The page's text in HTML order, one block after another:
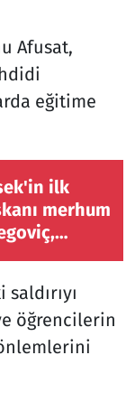
Afusat,
eğitime
ilk
merhum
öğrencilerin